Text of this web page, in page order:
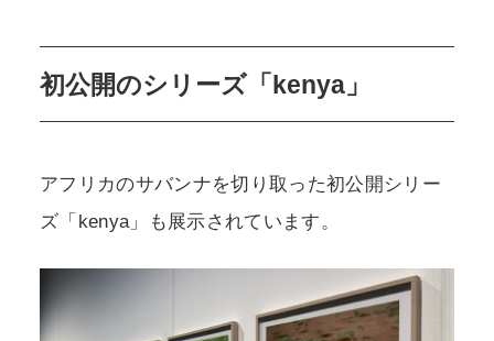
初公開のシリーズ「kenya」
アフリカのサバンナを切り取った初公開シリー
ズ「kenya」も展示されています。